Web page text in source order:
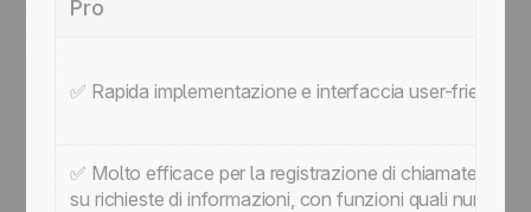
Pro
✅ Rapida implementazione e interfaccia user-friendly.
✅ Molto efficace per la registrazione di chiamate
su richieste di informazioni, con funzioni quali numeri